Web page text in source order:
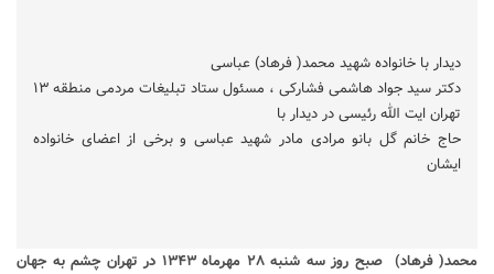
دیدار با خانواده شهید محمد( فرهاد) عباسی
دکتر سید جواد هاشمی فشارکی ، مسئول ستاد تبلیغات مردمی منطقه ۱۳
تهران ایت الله رئیسی در دیدار با
حاج خانم گل بانو مرادی مادر شهید عباسی و برخی از اعضای خانواده
ایشان
محمد( فرهاد) صبح روز سه شنبه ۲۸ مهرماه ۱۳۴۳
در تهران چشم به جهان